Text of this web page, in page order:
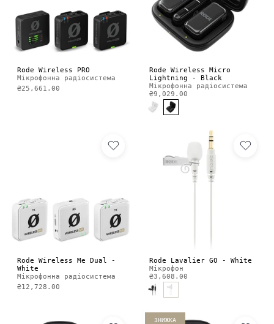
Rode Wireless PRO
Мікрофонна радіосистема
₴25,661.00
Rode Wireless Micro
Lightning - Black
Мікрофонна радіосистема
₴9,029.00
Rode Wireless Me Dual -
White
Мікрофонна радіосистема
₴12,728.00
Rode Lavalier GO - White
Мікрофон
₴3,608.00
ЗНИЖКА